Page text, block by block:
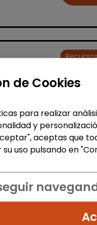
en el
con
% de
de Cookies
para realizar
y
aceptas que
uso pulsando en